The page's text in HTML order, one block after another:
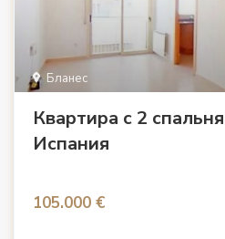
Бланес
Квартира с 2
Испания
105.000 €